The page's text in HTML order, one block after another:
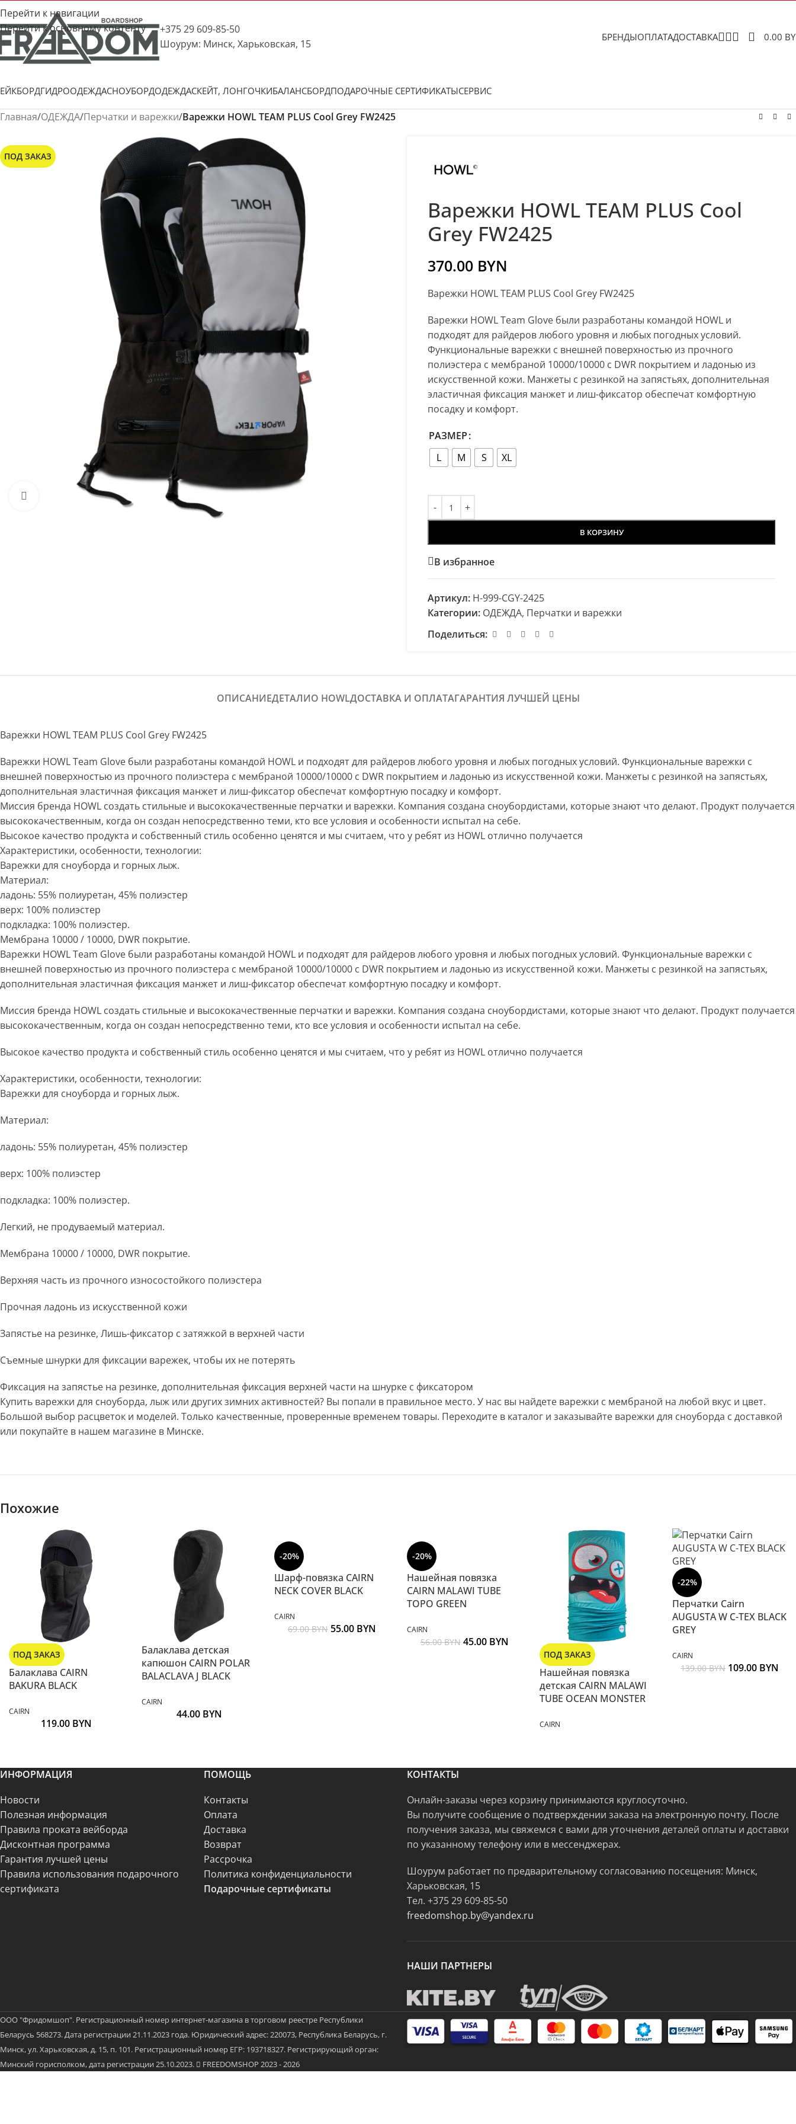
Перейти к навигации
Перейти к основному контенту
+375 29 609-85-50
Шоурум: Минск, Харьковская, 15
БРЕНДЫОПЛАТАДОСТАВКА 0.00
ГИДРООДЕЖДАСНОУБОРДОДЕЖДАСКЕЙТ, ЛОНГОЧКИБАЛАНСБОРДПОДАРОЧНЫЕ СЕРТИФИКАТЫСЕРВИС
Главная/ОДЕЖДА/Перчатки и варежки/Варежки HOWL TEAM PLUS Cool Grey FW2425
ПОД ЗАКАЗ
Нажмите, чтобы увеличить
Варежки HOWL TEAM PLUS Cool
Grey FW2425
370.00 BYN
Варежки HOWL TEAM PLUS Cool Grey FW2425
Варежки HOWL Team Glove были разработаны командой HOWL и
подходят для райдеров любого уровня и любых погодных условий.
Функциональные варежки с внешней поверхностью из прочного
полиэстера с мембраной 10000/10000 с DWR покрытием и ладонью из
искусственной кожи. Манжеты с резинкой на запястьях, дополнительная
эластичная фиксация манжет и лиш-фиксатор обеспечат комфортную
посадку и комфорт.
РАЗМЕР
L
M S XL
В КОРЗИНУ
В избранное
Артикул: H-999-CGY-2425
Категории: ОДЕЖДА, Перчатки и варежки
Поделиться:
ОПИСАНИЕДЕТАЛИО HOWLДОСТАВКА И ОПЛАТАГАРАНТИЯ ЛУЧШЕЙ ЦЕНЫ
Варежки HOWL TEAM PLUS Cool Grey FW2425
Варежки HOWL Team Glove были разработаны командой HOWL и подходят для райдеров любого уровня и любых погодных условий. Функциональные варежки с
внешней поверхностью из прочного полиэстера с мембраной 10000/10000 с DWR покрытием и ладонью из искусственной кожи. Манжеты с резинкой на запястьях,
дополнительная эластичная фиксация манжет и лиш-фиксатор обеспечат комфортную посадку и комфорт.
Миссия бренда HOWL создать стильные и высококачественные перчатки и варежки. Компания создана сноубордистами, которые знают что делают. Продукт получается
высококачественным, когда он создан непосредственно теми, кто все условия и особенности испытал на себе.
Высокое качество продукта и собственный стиль особенно ценятся и мы считаем, что у ребят из HOWL отлично получается
Характеристики, особенности, технологии:
Варежки для сноуборда и горных лыж.
Материал:
ладонь: 55% полиуретан, 45% полиэстер
верх: 100% полиэстер
подкладка: 100% полиэстер.
Мембрана 10000 / 10000, DWR покрытие.
Варежки HOWL Team Glove были разработаны командой HOWL и подходят для райдеров любого уровня и любых погодных условий. Функциональные варежки с
внешней поверхностью из прочного полиэстера с мембраной 10000/10000 с DWR покрытием и ладонью из искусственной кожи. Манжеты с резинкой на запястьях,
дополнительная эластичная фиксация манжет и лиш-фиксатор обеспечат комфортную посадку и комфорт.
Миссия бренда HOWL создать стильные и высококачественные перчатки и варежки. Компания создана сноубордистами, которые знают что делают. Продукт получается
высококачественным, когда он создан непосредственно теми, кто все условия и особенности испытал на себе.
Высокое качество продукта и собственный стиль особенно ценятся и мы считаем, что у ребят из HOWL отлично получается
Характеристики, особенности, технологии:
Варежки для сноуборда и горных лыж.
Материал:
ладонь: 55% полиуретан, 45% полиэстер
верх: 100% полиэстер
подкладка: 100% полиэстер.
Легкий, не продуваемый материал.
Мембрана 10000 / 10000, DWR покрытие.
Верхняя часть из прочного износостойкого полиэстера
Прочная ладонь из искусственной кожи
Запястье на резинке, Лишь-фиксатор с затяжкой в верхней части
Съемные шнурки для фиксации варежек, чтобы их не потерять
Фиксация на запястье на резинке, дополнительная фиксация верхней части на шнурке с фиксатором
Купить варежки для сноуборда, лыж или других зимних активностей? Вы попали в правильное место. У нас вы найдете варежки с мембраной на любой вкус и цвет.
Большой выбор расцветок и моделей. Только качественные, проверенные временем товары. Переходите в каталог и заказывайте варежки для сноуборда с доставкой
или покупайте в нашем магазине в Минске.
Похожие
ПОД ЗАКАЗ
Балаклава CAIRN
BAKURA BLACK
CAIRN
119.00 BYN
Балаклава детская
капюшон CAIRN POLAR
BALACLAVA J BLACK
CAIRN
44.00 BYN
-20%
Шарф-повязка CAIRN
NECK COVER BLACK
CAIRN
69.00BYN 55.00 BYN
-20%
Нашейная повязка
CAIRN MALAWI TUBE
TOPO GREEN
CAIRN
56.00BYN 45.00 BYN
ПОД ЗАКАЗ
Нашейная повязка
детская CAIRN MALAWI
TUBE OCEAN MONSTER
CAIRN
-22%
Перчатки Cairn
AUGUSTA W C-TEX BLACK
GREY
CAIRN
139.00BYN 109.00 BYN
ИНФОРМАЦИЯ
Новости
Полезная информация
Правила проката вейборда
Дисконтная программа
Гарантия лучшей цены
Правила использования подарочного
сертификата
ПОМОЩЬ
Контакты
Оплата
Доставка
Возврат
Рассрочка
Политика конфиденциальности
Подарочные сертификаты
КОНТАКТЫ
Онлайн-заказы через корзину принимаются круглосуточно.
Вы получите сообщение о подтверждении заказа на электронную почту. После
получения заказа, мы свяжемся с вами для уточнения деталей оплаты и доставки
по указанному телефону или в мессенджерах.
Шоурум работает по предварительному согласованию посещения: Минск,
Харьковская, 15
Тел. +375 29 609-85-50
freedomshop.by@yandex.ru
НАШИ ПАРТНЕРЫ
ООО "Фридомшоп". Регистрационный номер интернет-магазина в торговом реестре Республики
Беларусь 568273. Дата регистрации 21.11.2023 года. Юридический адрес: 220073, Республика Беларусь, г.
Минск, ул. Харьковская, д. 15, п. 101. Регистрационный номер ЕГР: 193718327. Регистрирующий орган:
Минский горисполком, дата регистрации 25.10.2023.
FREEDOMSHOP 2023 - 2026